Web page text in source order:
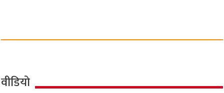
वीडियो